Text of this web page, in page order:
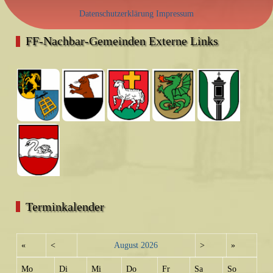
FF-Nachbar-Gemeinden Externe Links
Terminkalender
« < August 2026 > »
Mo Di Mi Do Fr Sa So
Datenschutzerklärung Impressum